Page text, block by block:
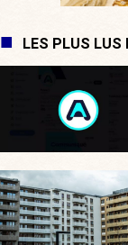
LES PLUS LUS